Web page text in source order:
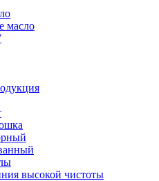
масло
высокой чистоты